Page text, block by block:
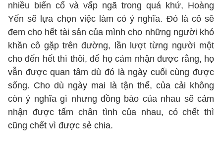
nhiều biến cố và vấp ngã trong quá khứ, Hoàng
Yến sẽ lựa chọn việc làm có ý nghĩa. Đó là cô sẽ
đem cho hết tài sản của mình cho những người khó
khăn cô gặp trên đường, lần lượt từng người một
cho đến hết thì thôi, để họ cảm nhận được rằng, họ
vẫn được quan tâm dù đó là ngày cuối cùng được
sống. Cho dù ngày mai là tận thế, của cải không
còn ý nghĩa gì nhưng đồng bào của nhau sẽ cảm
nhận được tấm chân tình của nhau, có chết thì
cũng chết vì được sẻ chia.